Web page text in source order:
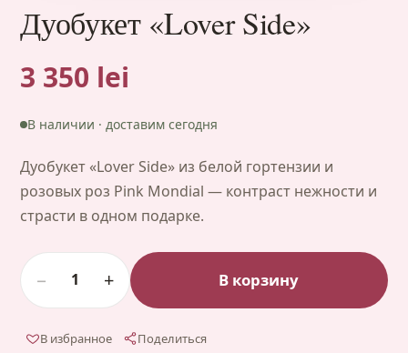
Дуобукет «Lover Side»
3 350 lei
В наличии · доставим сегодня
Дуобукет «Lover Side» из белой гортензии и
розовых роз Pink Mondial — контраст нежности и
страсти в одном подарке.
− 1 + В корзину
В избранное Поделиться